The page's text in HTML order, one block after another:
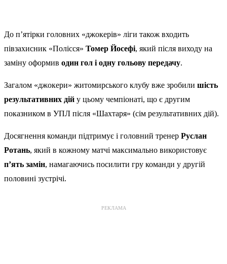
До п’ятірки головних «джокерів» ліги також входить
півзахисник «Полісся» Томер Йосефі, який після виходу на
заміну оформив один гол і одну гольову передачу.
Загалом «джокери» житомирського клубу вже зробили шість
результативних дій у цьому чемпіонаті, що є другим
показником в УПЛ після «Шахтаря» (сім результативних дій).
Досягнення команди підтримує і головний тренер Руслан
Ротань, який в кожному матчі максимально використовує
п’ять замін, намагаючись посилити гру команди у другій
половині зустрічі.
РЕКЛАМА